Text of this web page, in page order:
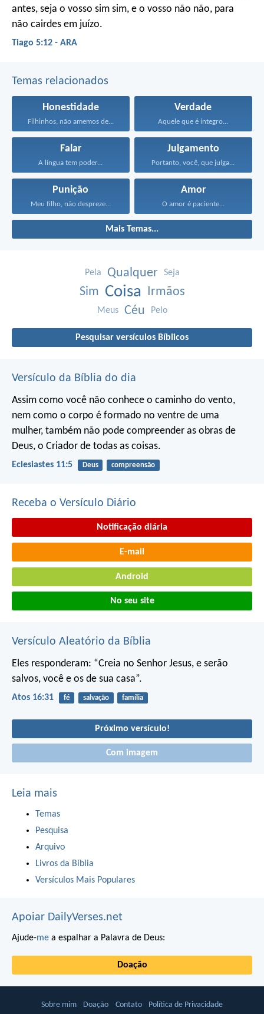
antes, seja o vosso sim sim, e o vosso não não, para
não cairdes em juízo.
Tiago 5:12 - ARA
Temas relacionados
Honestidade
Filhinhos, não amemos de...
Verdade
Aquele que é íntegro...
Falar
A língua tem poder...
Julgamento
Portanto, você, que julga...
Punição
Meu filho, não despreze...
Amor
O amor é paciente...
Mais Temas...
Pela Qualquer Seja
Sim Coisa Irmãos
Meus Céu Pelo
Pesquisar versículos Bíblicos
Versículo da Bíblia do dia
Assim como você não conhece o caminho do vento,
nem como o corpo é formado no ventre de uma
mulher, também não pode compreender as obras de
Deus, o Criador de todas as coisas.
Eclesiastes 11:5 Deus compreensão
Receba o Versículo Diário
Notificação diária
E-mail
Android
No seu site
Versículo Aleatório da Bíblia
Eles responderam: “Creia no Senhor Jesus, e serão
salvos, você e os de sua casa”.
Atos 16:31 fé salvação família
Próximo versículo!
Com imagem
Leia mais
Temas
Pesquisa
Arquivo
Livros da Bíblia
Versículos Mais Populares
Apoiar DailyVerses.net
Ajude-me a espalhar a Palavra de Deus:
Doação
Sobre mim Doação Contato Política de Privacidade